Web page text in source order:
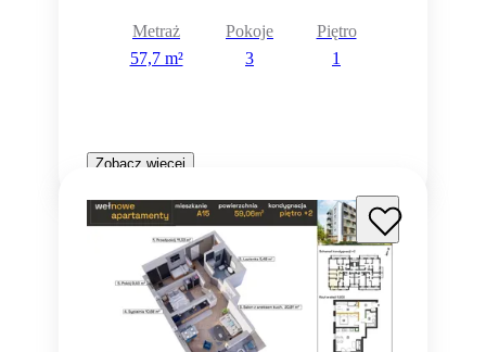
Metraż
57,7 m²
Pokoje
3
Piętro
1
Zobacz więcej